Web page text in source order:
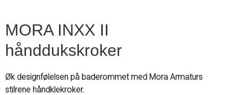
MORA INXX II
hånddukskroker
Øk designfølelsen på baderommet med Mora Armaturs
stilrene håndklekroker.